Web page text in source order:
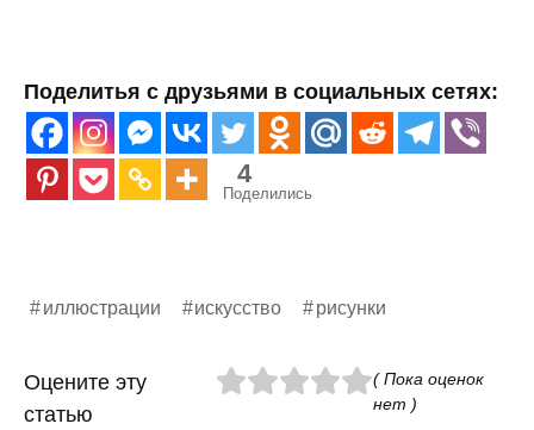
Поделитья с друзьями в социальных сетях:
4
Поделились
иллюстрации искусство рисунки
Оцените эту
статью
( Пока оценок
нет )